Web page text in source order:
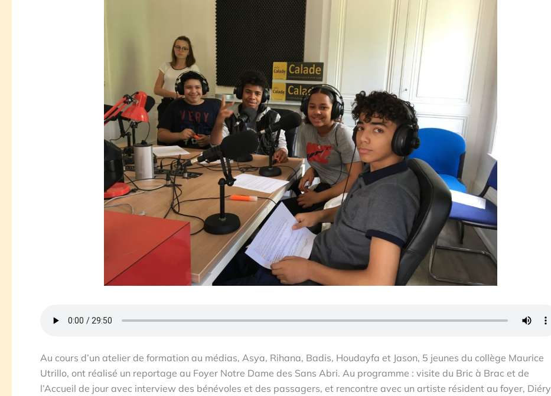
Au cours d’un atelier de formation au médias, Asya, Rihana, Badis, Houdayfa et Jason, 5 jeunes du collège Maurice
Utrillo, ont réalisé un reportage au Foyer Notre Dame des Sans Abri. Au programme : visite du Bric à Brac et de
l’Accueil de jour avec interview des bénévoles et des passagers, et rencontre avec un artiste résident au foyer, Diéry